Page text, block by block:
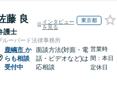
藤 良
護士
インタビュー
を見る
東京都
ルーバード法律事務所
鹿嶋市 か
らも相談
受付中
面談方法(対面・電
話・ビデオなど)は
応相談
営業時
間：本日
定休日